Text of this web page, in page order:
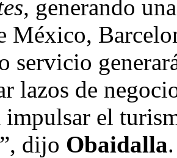
generando
México,
servicio
lazos de
impulsar el
dijo Obaidalla.